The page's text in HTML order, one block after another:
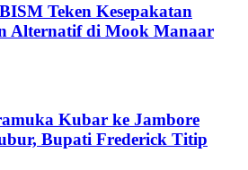
Teken Kesepakatan
Alternatif di Mook Manaar
Kubar ke Jambore
Bupati Frederick Titip